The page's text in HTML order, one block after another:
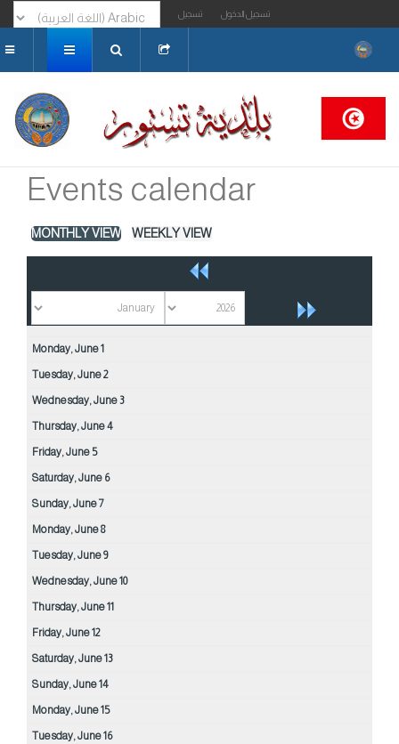
تسجيل الدخول تسجيل
البحث...
Events calendar
MONTHLY VIEW WEEKLY VIEW
Monday,June1
Tuesday,June2
Wednesday,June3
Thursday,June4
Friday,June 5
Saturday,June 6
Sunday,June7
Monday,June8
Tuesday,June9
Wednesday,June10
Thursday,June11
Friday,June12
Saturday,June13
Sunday,June14
Monday,June15
Tuesday,June16